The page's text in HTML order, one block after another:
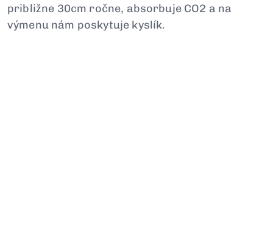
približne 30cm ročne, absorbuje CO2 a na
výmenu nám poskytuje kyslík.